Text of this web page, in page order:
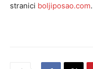
stranici boljiposao.com